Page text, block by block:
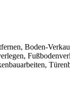
Boden-